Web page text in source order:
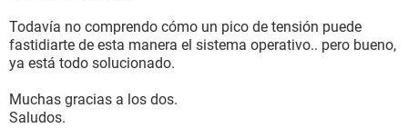
Todavía no comprendo cómo un pico de tensión puede
fastidiarte de esta manera el sistema operativo.. pero bueno,
ya está todo solucionado.
Muchas gracias a los dos.
Saludos.